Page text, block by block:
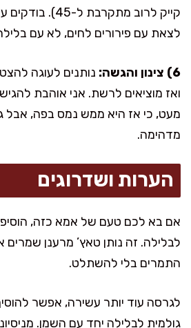
קייק לרוב מתקרבת
לצאת עם פירורים לחים, לא עם
6) צינון והגשה:
ואז מוציאים לרשת. אני אוהבת
מעט, כי אז היא ממש נמס בפה, אבל
מדהימה.
הערות ושדרוגים
אם בא לכם טעם של אמא כזה,
לבלילה. זה נותן טאץ’ מרענן
התמרים בלי להשתלט.
גולמית לבלילה יחד עם השמן.